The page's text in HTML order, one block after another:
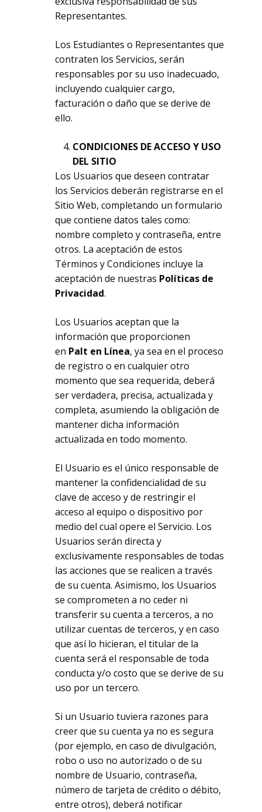
Representantes.
Los Estudiantes o Representantes que
contraten los Servicios, serán
responsables por su uso inadecuado,
incluyendo cualquier cargo,
facturación o daño que se derive de
ello.
CONDICIONES DE ACCESO Y USO
DEL SITIO
Los Usuarios que deseen contratar
los Servicios deberán registrarse en el
Sitio Web, completando un formulario
que contiene datos tales como:
nombre completo y contraseña, entre
otros. La aceptación de estos
Términos y Condiciones incluye la
aceptación de nuestras Políticas de
Privacidad.
Los Usuarios aceptan que la
información que proporcionen
en Palt en Línea, ya sea en el proceso
de registro o en cualquier otro
momento que sea requerida, deberá
ser verdadera, precisa, actualizada y
completa, asumiendo la obligación de
mantener dicha información
actualizada en todo momento.
El Usuario es el único responsable de
mantener la confidencialidad de su
clave de acceso y de restringir el
acceso al equipo o dispositivo por
medio del cual opere el Servicio. Los
Usuarios serán directa y
exclusivamente responsables de todas
las acciones que se realicen a través
de su cuenta. Asimismo, los Usuarios
se comprometen a no ceder ni
transferir su cuenta a terceros, a no
utilizar cuentas de terceros, y en caso
que así lo hicieran, el titular de la
cuenta será el responsable de toda
conducta y/o costo que se derive de su
uso por un tercero.
Si un Usuario tuviera razones para
creer que su cuenta ya no es segura
(por ejemplo, en caso de divulgación,
robo o uso no autorizado o de su
nombre de Usuario, contraseña,
número de tarjeta de crédito o débito,
entre otros), deberá notificar